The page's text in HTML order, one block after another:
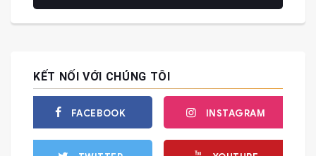
KẾT NỐI VỚI CHÚNG TÔI
FACEBOOK INSTAGRAM